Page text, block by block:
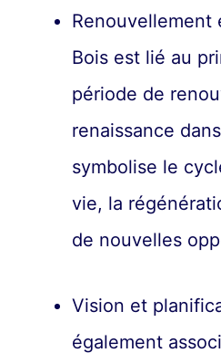
Renouvellement
Bois est lié au
période de
renaissance
symbolise le
vie, la
de nouvelles
Vision et
également